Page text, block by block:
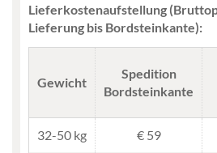
Lieferkostenaufstellung
Lieferung bis Bordsteinkante):
Gewicht
Spedition
Bordsteinkante
32-50 kg € 59